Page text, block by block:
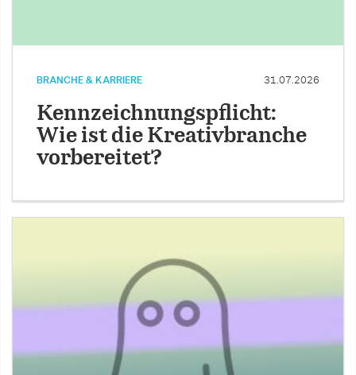
BRANCHE & KARRIERE 31.07.2026
Kennzeichnungspflicht:
Wie ist die Kreativbranche
vorbereitet?